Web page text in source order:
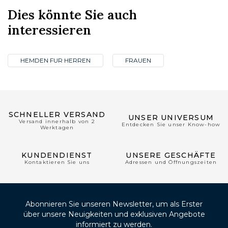
Dies könnte Sie auch
interessieren
HEMDEN FUR HERREN FRAUEN
SCHNELLER VERSAND
Versand innerhalb von 2
Werktagen
UNSER UNIVERSUM
Entdecken Sie unser Know-how
KUNDENDIENST
Kontaktieren Sie uns
UNSERE GESCHÄFTE
Adressen und Öffnungszeiten
Abonnieren Sie unseren Newsletter, um als Erster
über unsere Neuigkeiten und exklusiven Angebote
informiert zu werden.